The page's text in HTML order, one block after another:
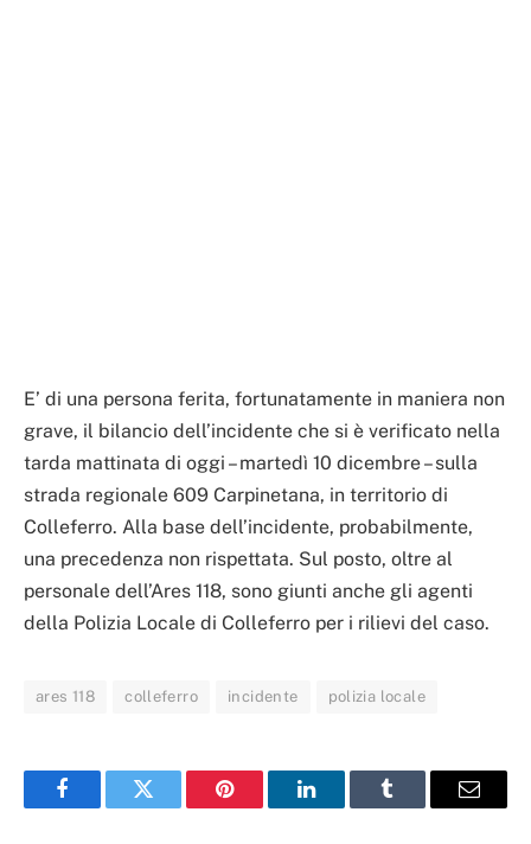
E’ di una persona ferita, fortunatamente in maniera non
grave, il bilancio dell’incidente che si è verificato nella
tarda mattinata di oggi – martedì 10 dicembre – sulla
strada regionale 609 Carpinetana, in territorio di
Colleferro. Alla base dell’incidente, probabilmente,
una precedenza non rispettata. Sul posto, oltre al
personale dell’Ares 118, sono giunti anche gli agenti
della Polizia Locale di Colleferro per i rilievi del caso.
ares 118 colleferro incidente polizia locale
FacebookTwitter Pinterest LinkedInTumblr Email